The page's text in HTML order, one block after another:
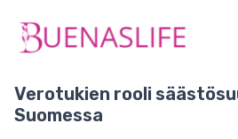
Verotukien rooli
Suomessa